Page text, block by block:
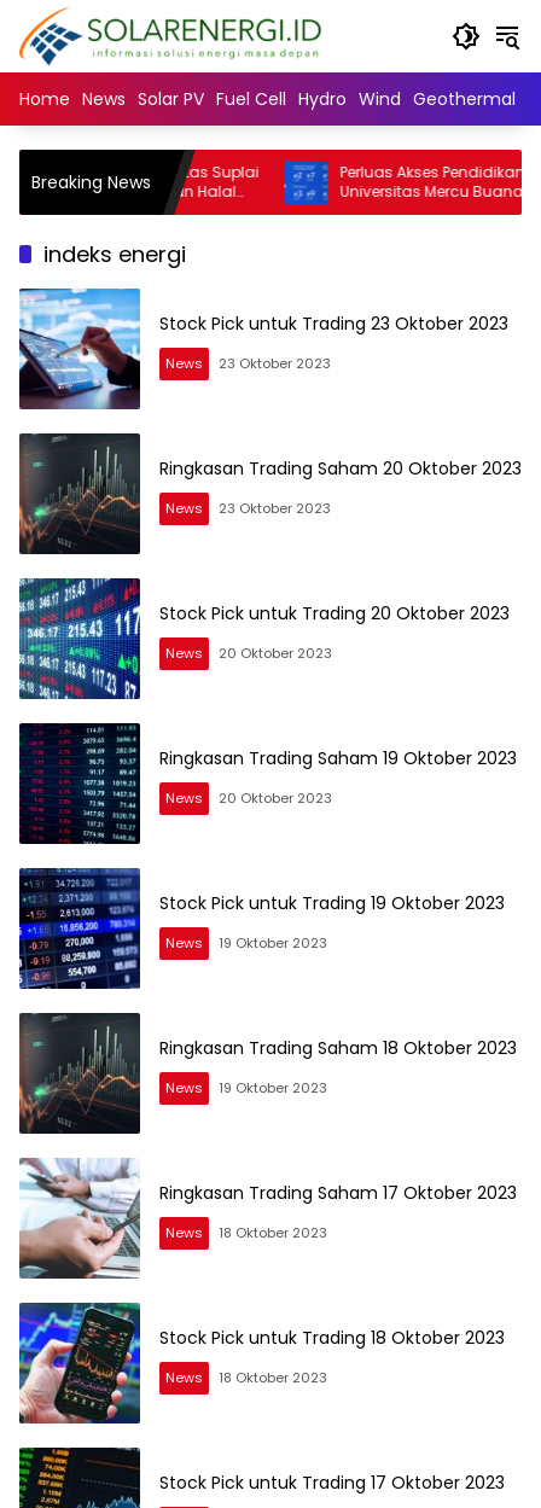
Langsung
konten
Home News Solar PV Fuel Cell Hydro Wind Geothermal
Breaking News
University: Mayoritas Suplai
dan Minuman Halal
Muslim Minoritas
Perluas Akses Pendidikan Tinggi,
Universitas Mercu Buana buka
SNBT 2026
indeks energi
Stock Pick untuk Trading 23 Oktober 2023
News 23 Oktober 2023
Ringkasan Trading Saham 20 Oktober 2023
News 23 Oktober 2023
Stock Pick untuk Trading 20 Oktober 2023
News 20 Oktober 2023
Ringkasan Trading Saham 19 Oktober 2023
News 20 Oktober 2023
Stock Pick untuk Trading 19 Oktober 2023
News 19 Oktober 2023
Ringkasan Trading Saham 18 Oktober 2023
News 19 Oktober 2023
Ringkasan Trading Saham 17 Oktober 2023
News 18 Oktober 2023
Stock Pick untuk Trading 18 Oktober 2023
News 18 Oktober 2023
Stock Pick untuk Trading 17 Oktober 2023